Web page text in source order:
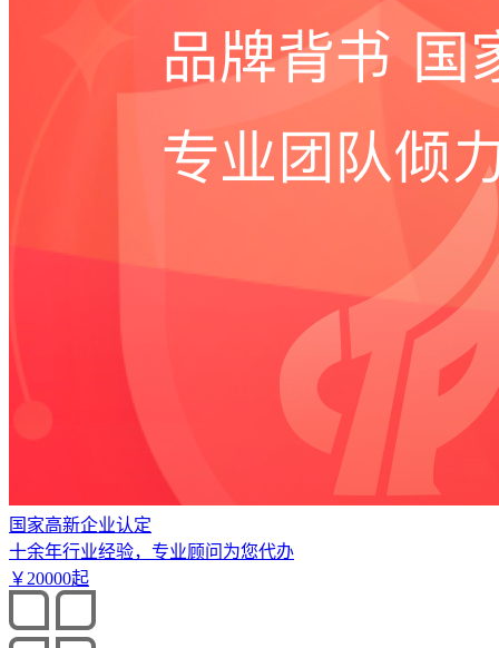
国家高新企业认定
十余年行业经验，专业顾问为您代办
￥ 20000起